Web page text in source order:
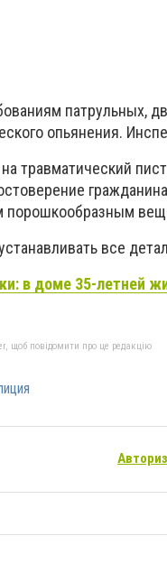
патрульных,
опьянения.
травматический
порошкообразным
все
в доме 35-летней
щоб повідомити про це редакцію